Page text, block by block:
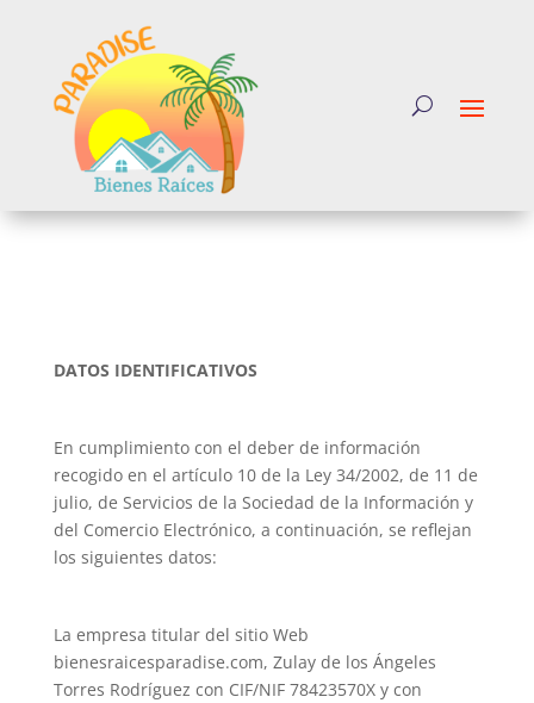
DATOS IDENTIFICATIVOS
En cumplimiento con el deber de información
recogido en el artículo 10 de la Ley 34/2002, de 11 de
julio, de Servicios de la Sociedad de la Información y
del Comercio Electrónico, a continuación, se reflejan
los siguientes datos:
La empresa titular del sitio Web
bienesraicesparadise.com, Zulay de los Ángeles
Torres Rodríguez con CIF/NIF 78423570X y con